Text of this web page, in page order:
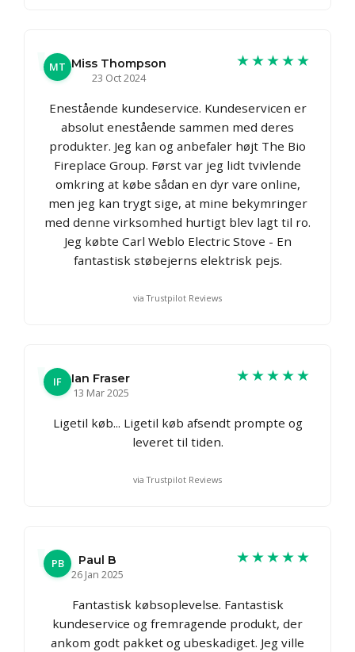
MT Miss Thompson
23 Oct 2024
★★★★★
Enestående kundeservice. Kundeservicen er
absolut enestående sammen med deres
produkter. Jeg kan og anbefaler højt The Bio
Fireplace Group. Først var jeg lidt tvivlende
omkring at købe sådan en dyr vare online,
men jeg kan trygt sige, at mine bekymringer
med denne virksomhed hurtigt blev lagt til ro.
Jeg købte Carl Weblo Electric Stove - En
fantastisk støbejerns elektrisk pejs.
via Trustpilot Reviews
IF
Ian Fraser
13 Mar 2025
★★★★★
Ligetil køb... Ligetil køb afsendt prompte og
leveret til tiden.
via Trustpilot Reviews
PB
Paul B
26 Jan 2025
★★★★★
Fantastisk købsoplevelse. Fantastisk
kundeservice og fremragende produkt, der
ankom godt pakket og ubeskadiget. Jeg ville